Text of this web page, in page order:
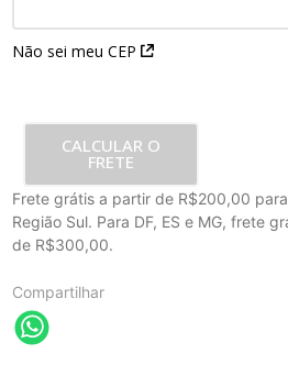
Não sei meu CEP
CALCULAR O
FRETE
Frete grátis a partir de R$200,00
Região Sul. Para DF, ES e MG, frete
de R$300,00.
Compartilhar